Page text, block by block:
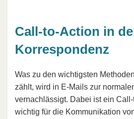
Call-to-Action in
Korrespondenz
Was zu den wichtigsten
zählt, wird in E-Mails zur
vernachlässigt. Dabei ist ein
wichtig für die Kommunikation